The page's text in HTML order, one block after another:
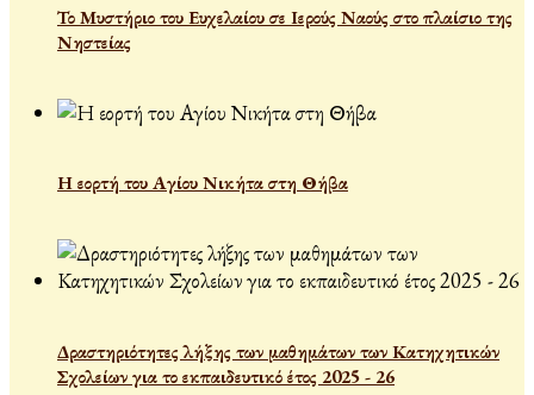
Το Μυστήριο του Ευχελαίου σε Ιερούς Ναούς στο πλαίσιο της
Νηστείας
Η εορτή του Αγίου Νικήτα στη Θήβα
Δραστηριότητες λήξης των μαθημάτων των Κατηχητικών
Σχολείων για το εκπαιδευτικό έτος 2025 - 26